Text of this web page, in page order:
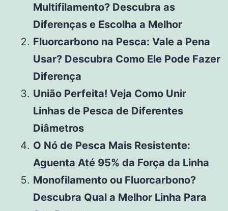
Multifilamento? Descubra as
Diferenças e Escolha a Melhor
Fluorcarbono na Pesca: Vale a Pena
Usar? Descubra Como Ele Pode Fazer
Diferença
União Perfeita! Veja Como Unir
Linhas de Pesca de Diferentes
Diâmetros
O Nó de Pesca Mais Resistente:
Aguenta Até 95% da Força da Linha
Monofilamento ou Fluorcarbono?
Descubra Qual a Melhor Linha Para